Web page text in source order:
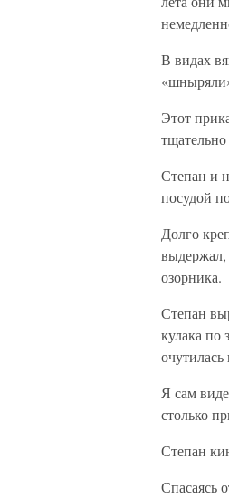
В видах
Этот
Степан и
посудой
Долго
выдержал,
озорника.
Степан
кулака по
Я сам
столько
Степан
Спасаясь